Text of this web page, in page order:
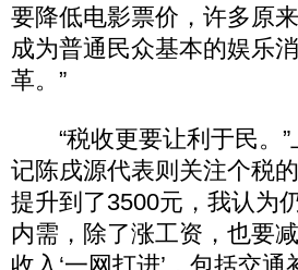
要降低电影票价，许多原
成为普通民众基本的娱乐
革。”
“税收更要让利于民。”
记陈戌源代表则关注个税
提升到了3500元，我认为
内需，除了涨工资，也要